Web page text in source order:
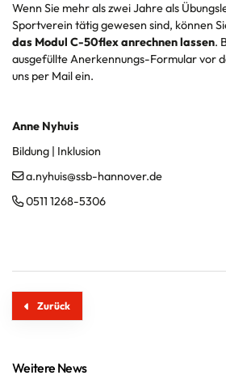
Wenn Sie mehr als zwei Jahre als
Sportverein tätig gewesen sind, können
das Modul C-50flex anrechnen lassen.
ausgefüllteAnerkennungs-Formularvor
uns per Mail ein.
Anne Nyhuis
Bildung | Inklusion
a.nyhuis@ssb-hannover.de
0511 1268-5306
Zurück
Weitere News